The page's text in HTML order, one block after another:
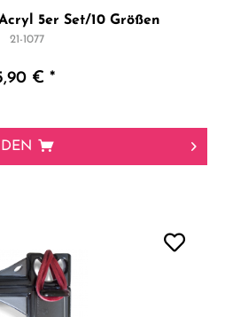
5er Set/10 Größen
21-1077
€ *
DEN